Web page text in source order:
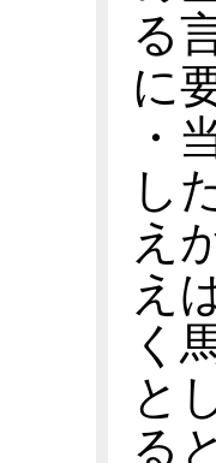
る
に
・
し
え
え
く
と
る